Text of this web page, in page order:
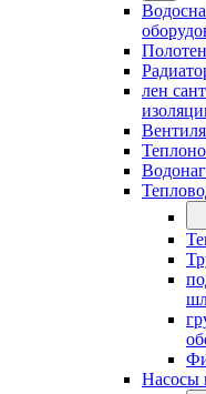
лен
Насосы